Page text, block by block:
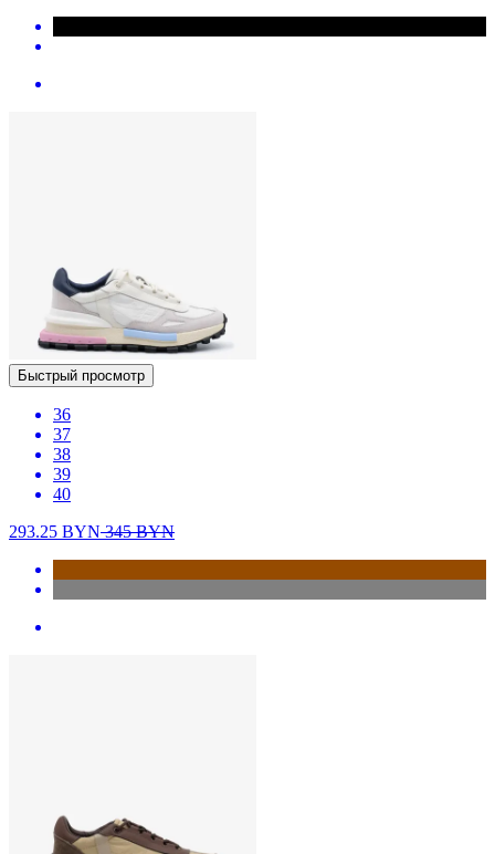
Быстрый просмотр
36
37
38
39
40
293.25 BYN345BYN